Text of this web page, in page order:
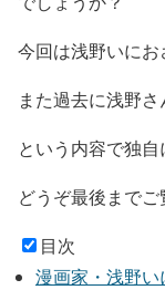
今回は浅野いにお
また過去に浅野
という内容で独自
どうぞ最後までご
目次
漫画家・浅野